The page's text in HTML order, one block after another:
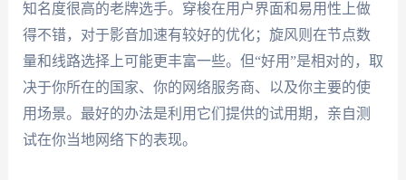
知名度很高的老牌选手。穿梭在用户界面和易用性上做
得不错，对于影音加速有较好的优化；旋风则在节点数
量和线路选择上可能更丰富一些。但“好用”是相对的，取
决于你所在的国家、你的网络服务商、以及你主要的使
用场景。最好的办法是利用它们提供的试用期，亲自测
试在你当地网络下的表现。